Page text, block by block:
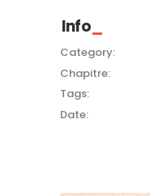
Info
Category:
Chapitre:
Tags:
Date: